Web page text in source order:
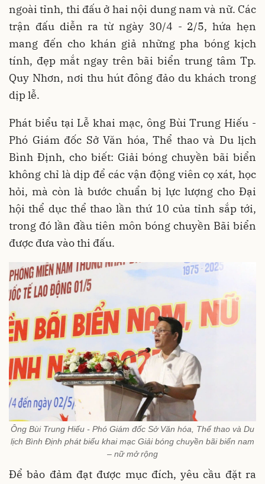
ngoài tỉnh, thi đấu ở hai nội dung nam và nữ. Các
trận đấu diễn ra từ ngày 30/4 - 2/5, hứa hẹn
mang đến cho khán giả những pha bóng kịch
tính, đẹp mắt ngay trên bãi biển trung tâm Tp.
Quy Nhơn, nơi thu hút đông đảo du khách trong
dịp lễ.
Phát biểu tại Lễ khai mạc, ông Bùi Trung Hiếu -
Phó Giám đốc Sở Văn hóa, Thể thao và Du lịch
Bình Định, cho biết: Giải bóng chuyền bãi biển
không chỉ là dịp để các vận động viên cọ xát, học
hỏi, mà còn là bước chuẩn bị lực lượng cho Đại
hội thể dục thể thao lần thứ 10 của tỉnh sắp tới,
trong đó lần đầu tiên môn bóng chuyền Bãi biển
được đưa vào thi đấu.
Ông Bùi Trung Hiếu - Phó Giám đốc Sở Văn hóa, Thể thao và Du
lịch Bình Định phát biểu khai mạc Giải bóng chuyền bãi biển nam
– nữ mở rộng
Để bảo đảm đạt được mục đích, yêu cầu đặt ra